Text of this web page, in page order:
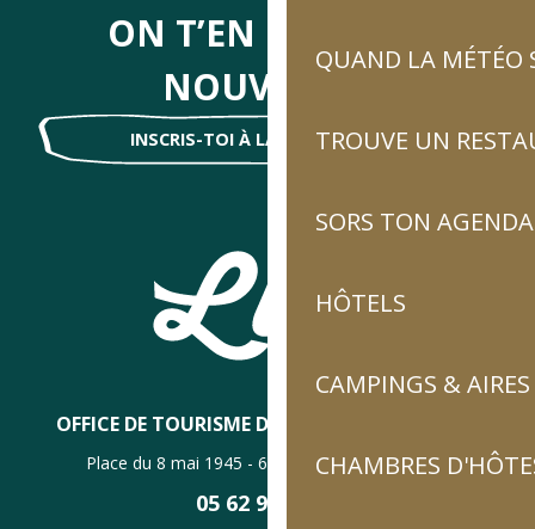
QUAND LA MÉTÉO
TROUVE UN
SORS TON AGENDA
HÔTELS
CAMPINGS &
CHAMBRES
ON T’EN DIRA DES
NOUVELLES
INSCRIS-TOI À LA NEWSLETTER !
OFFICE DE TOURISME DE LUZ-SAINT-SAUVEUR
Place du 8 mai 1945 - 65120 Luz-Saint-Sauveur
05 62 92 30 30